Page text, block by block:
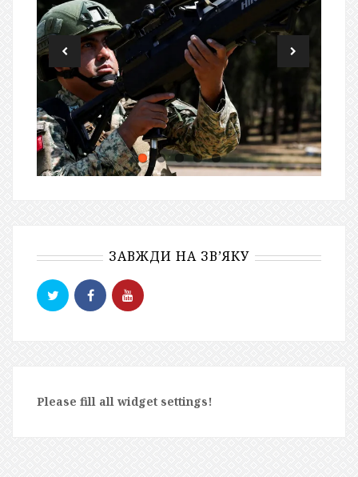
ЗАВЖДИ НА ЗВ’ЯКУ
Please fill all widget settings!